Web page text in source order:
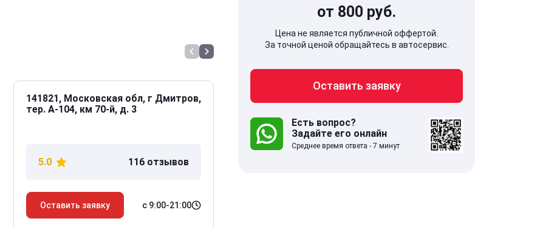
141821, Московская обл, г Дмитров,
тер. А-104, км 70-й, д. 3
5.0 116 отзывов
Оставить заявку с 9:00-21:00
141707, Московская обл,
дом 5
от 800 руб.
Цена не является публичной оффертой.
За точной ценой обращайтесь в автосервис.
Оставить заявку
Есть вопрос?
Задайте его онлайн
Среднее время ответа - 7 минут